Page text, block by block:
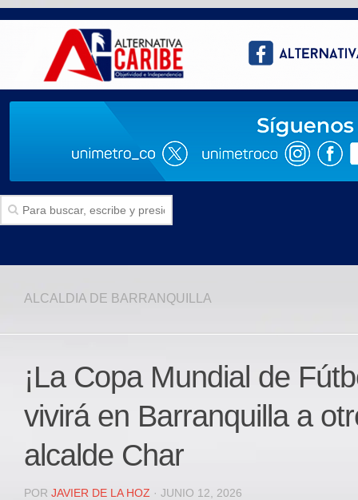
Politica
Deportes
JUDICIAL
REGIONAL
DEPARTAMENTAL
ALCALDIA DE BARRANQUILLA
¡La Copa Mundial de
vivirá en Barranquilla a
alcalde Char
POR JAVIER DE LA HOZ · JUNIO 12, 2026